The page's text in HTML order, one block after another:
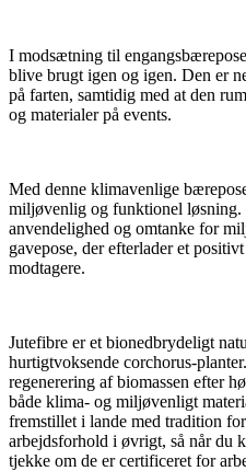
I modsætning til
blive brugt igen og igen. Den er
på farten, samtidig med at den
og materialer på events.
Med denne klimavenlige
miljøvenlig og funktionel
anvendelighed og omtanke for
gavepose, der efterlader et
modtagere.
Jutefibre er et bionedbrydeligt
hurtigtvoksende corchorus-
regenerering af biomassen efter
både klima- og miljøvenligt
fremstillet i lande med tradition
arbejdsforhold i øvrigt, så når du
tjekke om de er certificeret for